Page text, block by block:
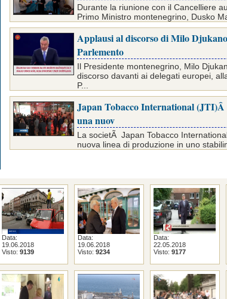
Durante la riunione con il Cancelliere
Primo Ministro montenegrino, Dusko
Applausi al discorso di Milo
Parlemento
Il Presidente montenegrino, Milo
discorso davanti ai delegati europei,
P...
Japan Tobacco International
una nuov
La societÃ Japan Tobacco
nuova linea di produzione in uno
Data:
19.06.2018
Visto: 9139
Data:
19.06.2018
Visto: 9234
Data:
22.05.2018
Visto: 9177